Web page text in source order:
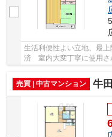
生活利便性よい立地、最
済 室内大変丁寧に使用
売買 | 中古マンション
牛